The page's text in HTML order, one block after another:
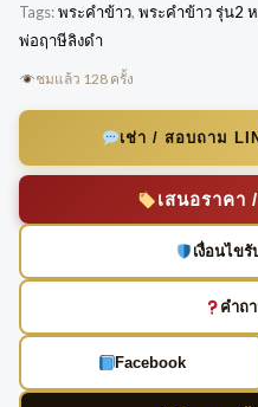
Tags:พระคำข้าว, พระคำข้าว รุ่น2
พ่อฤาษีลิงดำ
ชมแล้ว 128 ครั้ง
เช่า / สอบถาม
เสนอราคา
เงื่อนไข
คำถ
Facebook